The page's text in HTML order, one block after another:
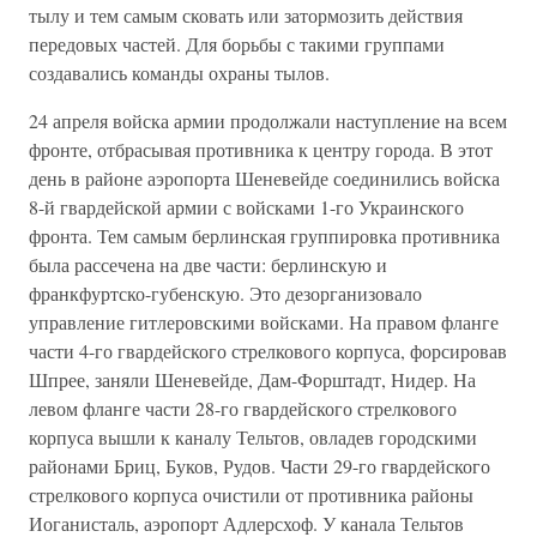
тылу и тем самым сковать или затормозить действия
передовых частей. Для борьбы с такими группами
создавались команды охраны тылов.
24 апреля войска армии продолжали наступление на всем
фронте, отбрасывая противника к центру города. В этот
день в районе аэропорта Шеневейде соединились войска
8-й гвардейской армии с войсками 1-го Украинского
фронта. Тем самым берлинская группировка противника
была рассечена на две части: берлинскую и
франкфуртско-губенскую. Это дезорганизовало
управление гитлеровскими войсками. На правом фланге
части 4-го гвардейского стрелкового корпуса, форсировав
Шпрее, заняли Шеневейде, Дам-Форштадт, Нидер. На
левом фланге части 28-го гвардейского стрелкового
корпуса вышли к каналу Тельтов, овладев городскими
районами Бриц, Буков, Рудов. Части 29-го гвардейского
стрелкового корпуса очистили от противника районы
Иоганисталь, аэропорт Адлерсхоф. У канала Тельтов